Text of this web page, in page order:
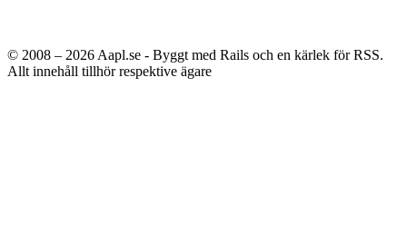
© 2008 – 2026 Aapl.se - Byggt med Rails och en kärlek för RSS.
Allt innehåll tillhör respektive ägare